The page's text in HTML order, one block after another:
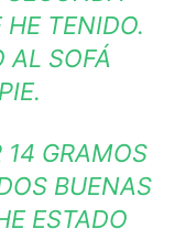
HE TENIDO.
AL SOFÁ
14 GRAMOS
BUENAS
ESTADO